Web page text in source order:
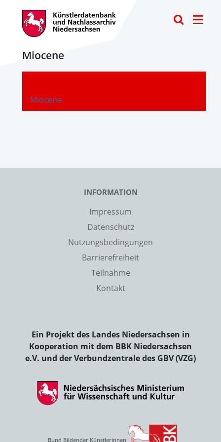
Miocene
Miocene
-
INFORMATION
Impressum
Datenschutz
Nutzungsbedingungen
Barrierefreiheit
Teilnahme
Kontakt
Ein Projekt des Landes Niedersachsen in
Kooperation mit dem BBK Niedersachsen
e.V. und der Verbundzentrale des GBV (VZG)
Bund Bildender Künstlerinnen